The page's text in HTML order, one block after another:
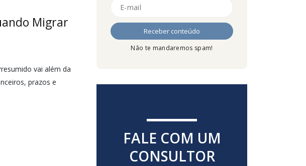
Migrar
vai além da
prazos e
Não te mandaremos spam!
FALE COM UM
CONSULTOR